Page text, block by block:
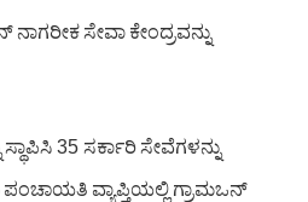
ನಾಗರೀಕಸೇವಾ ಕೇಂದ್ರವನ್ನು
ಸ್ಥಾಪಿಸಿ 35 ಸರ್ಕಾರಿಸೇವೆಗಳನ್ನು
ಪಂಚಾಯತಿ ವ್ಯಾಪ್ತಿಯಲ್ಲಿ ಗ್ರಾಮಒನ್